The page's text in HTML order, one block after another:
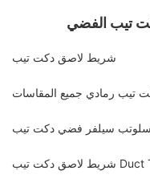
شريط لاصق دكت تيب
تيب رمادي جميع المقاسات